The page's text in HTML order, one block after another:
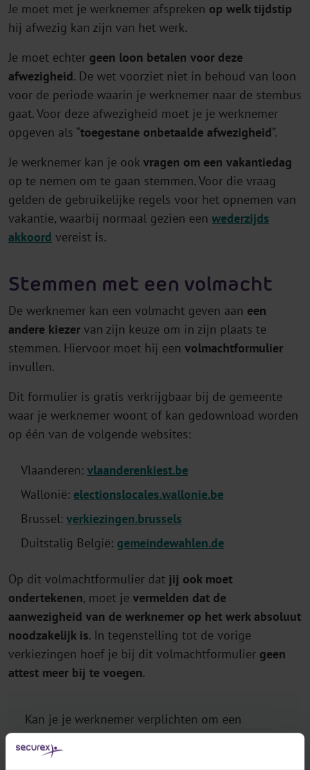
Je moet met je werknemer afspreken op welk tijdstip
hij afwezig kan zijn van het werk.
Je moet echter geen loon betalen voor deze
afwezigheid. De wet voorziet niet in behoud van loon
voor de periode waarin je werknemer naar de stembus
gaat. Voor deze afwezigheid moet je je werknemer
opgeven als “toegestane onbetaalde afwezigheid”.
Je werknemer kan je ook vragen om een vakantiedag
op te nemen om te gaan stemmen. Voor die vraag
gelden de gebruikelijke regels voor het opnemen van
vakantie, waarbij normaal gezien een wederzijds
akkoord vereist is.
Stemmen met een volmacht
De werknemer kan een volmacht geven aan een
andere kiezer van zijn keuze om in zijn plaats te
stemmen. Hiervoor moet hij een volmachtformulier
invullen.
Dit formulier is gratis verkrijgbaar bij de gemeente
waar je werknemer woont of kan gedownload worden
op één van de volgende websites:
Vlaanderen: vlaanderenkiest.be
Wallonië: electionslocales.wallonie.be
Brussel: verkiezingen.brussels
Duitstalig België: gemeindewahlen.de
Op dit volmachtformulier dat jij ook moet
ondertekenen, moet je vermelden dat de
aanwezigheid van de werknemer op het werk absoluut
noodzakelijk is. In tegenstelling tot de vorige
verkiezingen hoef je bij dit volmachtformulier geen
attest meer bij te voegen.
Kan je je werknemer verplichten om een
volmacht te geven aan een kennis om in zijn
plaats te stemmen, zodat hij op het werk